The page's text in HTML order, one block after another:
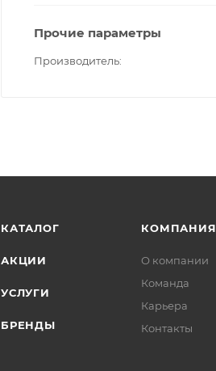
Прочие параметры
Производитель
КАТАЛОГ
АКЦИИ
УСЛУГИ
БРЕНДЫ
КОМПАНИЯ
О компании
Команда
Карьера
Контакты